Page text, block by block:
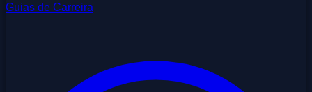
Guias de Carreira